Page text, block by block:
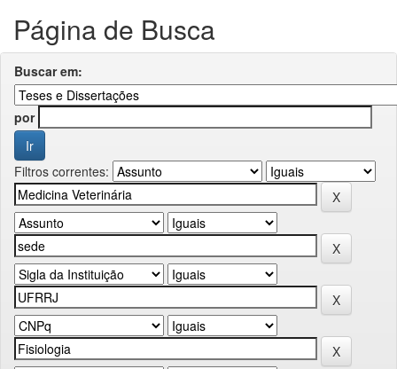
Página de Busca
Buscar em:
por
Filtros correntes: